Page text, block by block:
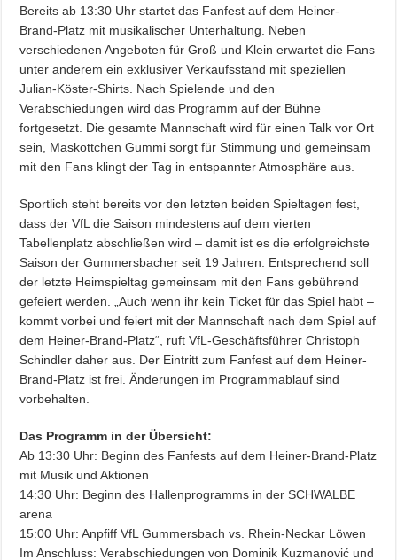
Bereits ab 13:30 Uhr startet das Fanfest auf dem Heiner-
Brand-Platz mit musikalischer Unterhaltung. Neben
verschiedenen Angeboten für Groß und Klein erwartet die Fans
unter anderem ein exklusiver Verkaufsstand mit speziellen
Julian-Köster-Shirts. Nach Spielende und den
Verabschiedungen wird das Programm auf der Bühne
fortgesetzt. Die gesamte Mannschaft wird für einen Talk vor Ort
sein, Maskottchen Gummi sorgt für Stimmung und gemeinsam
mit den Fans klingt der Tag in entspannter Atmosphäre aus.
Sportlich steht bereits vor den letzten beiden Spieltagen fest,
dass der VfL die Saison mindestens auf dem vierten
Tabellenplatz abschließen wird – damit ist es die erfolgreichste
Saison der Gummersbacher seit 19 Jahren. Entsprechend soll
der letzte Heimspieltag gemeinsam mit den Fans gebührend
gefeiert werden. „Auch wenn ihr kein Ticket für das Spiel habt –
kommt vorbei und feiert mit der Mannschaft nach dem Spiel auf
dem Heiner-Brand-Platz“, ruft VfL-Geschäftsführer Christoph
Schindler daher aus. Der Eintritt zum Fanfest auf dem Heiner-
Brand-Platz ist frei. Änderungen im Programmablauf sind
vorbehalten.
Das Programm in der Übersicht:
Ab 13:30 Uhr: Beginn des Fanfests auf dem Heiner-Brand-Platz
mit Musik und Aktionen
14:30 Uhr: Beginn des Hallenprogramms in der SCHWALBE
arena
15:00 Uhr: Anpfiff VfL Gummersbach vs. Rhein-Neckar Löwen
Im Anschluss: Verabschiedungen von Dominik Kuzmanović und